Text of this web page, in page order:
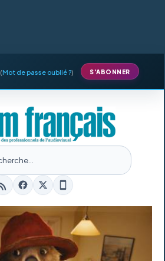
(Mot de passe oublié ?) S'ABONNER